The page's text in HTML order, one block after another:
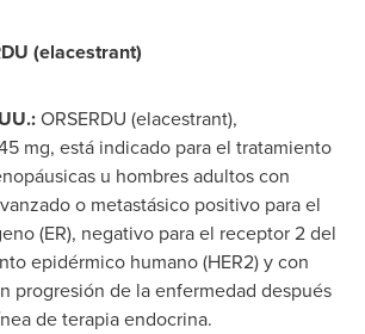
(elacestrant)
ORSERDU (elacestrant),
mg, está indicado para el tratamiento
u hombres adultos con
o metastásico positivo para el
(ER), negativo para el receptor 2 del
epidérmico humano (HER2) y con
progresión de la enfermedad después
de terapia endocrina.